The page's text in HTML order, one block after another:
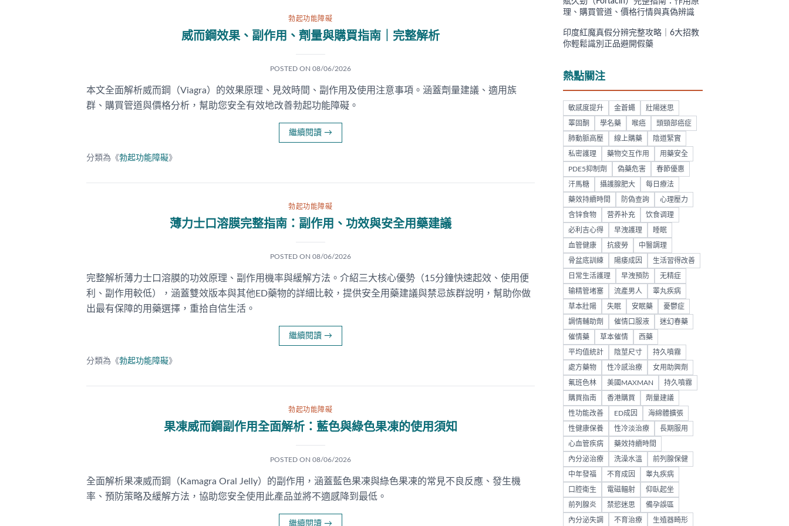
勃起功能障礙
威而鋼效果、副作用、劑量與購買指南｜完整解析
POSTED ON 08/06/2026
本文全面解析威而鋼（Viagra）的效果原理、見效時間、副作用及使用注意事項。涵蓋劑量建議、適用族
群、購買管道與價格分析，幫助您安全有效地改善勃起功能障礙。
繼續閱讀 →
分類為《勃起功能障礙》
勃起功能障礙
薄力士口溶膜完整指南：副作用、功效與安全用藥建議
POSTED ON 08/06/2026
完整解析薄力士口溶膜的功效原理、副作用機率與緩解方法。介紹三大核心優勢（15分鐘快速起效、使用便
利、副作用較低），涵蓋雙效版本與其他ED藥物的詳細比較，提供安全用藥建議與禁忌族群說明，幫助你做
出最有保障的用藥選擇，重拾自信生活。
繼續閱讀 →
分類為《勃起功能障礙》
勃起功能障礙
果凍威而鋼副作用全面解析：藍色與綠色果凍的使用須知
POSTED ON 08/06/2026
全面解析果凍威而鋼（Kamagra Oral Jelly）的副作用，涵蓋藍色果凍與綠色果凍的常見不良反應、發生機
率、預防策略及緩解方法，協助您安全使用此產品並將不適感降到最低。
繼續閱讀 →
理、購買管道、價格行情與真偽辨識
印度紅魔真假分辨完整攻略｜6大招教
你輕鬆識別正品避開假藥
熱點關注
敏感度提升 金蒼蠅 壯陽迷思
睪固酮 學名藥 喉癌 頭頸部癌症
肺動脈高壓 線上購藥 陰道緊實
私密護理 藥物交互作用 用藥安全
PDE5抑制劑 偽藥危害 春節優惠
汗馬糖 攝護腺肥大 每日療法
藥效持續時間 防偽查詢 心理壓力
含锌食物 营养补充 饮食调理
必利吉心得 早洩護理 睡眠
血管健康 抗疲勞 中醫調理
骨盆底訓練 陽痿成因 生活習得改善
日常生活護理 早洩預防 无精症
输精管堵塞 流產男人 睪丸疾病
草本壯陽 失眠 安眠藥 憂鬱症
調情輔助劑 催情口服液 迷幻春藥
催情藥 草本催情 西藥
平均值統計 陰莖尺寸 持久噴霧
處方藥物 性冷感治療 女用助興劑
氟班色林 美國MAXMAN 持久噴霧
購買指南 香港購買 劑量建議
性功能改善 ED成因 海綿體擴張
性健康保養 性冷淡治療 長期服用
心血管疾病 藥效持續時間
內分泌治療 洗澡水溫 前列腺保健
中年發福 不育成因 睾丸疾病
口腔衛生 電磁輻射 仰臥起坐
前列腺炎 禁慾迷思 備孕誤區
內分泌失調 不育治療 生殖器畸形